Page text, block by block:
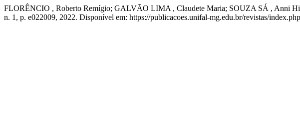
FLORÊNCIO , Roberto Remígio; GALVÃO LIMA , Claudete Maria; SOUZA SÁ , Anni
n. 1, p. e022009, 2022. Disponível em: https://publicacoes.unifal-mg.edu.br/revistas/